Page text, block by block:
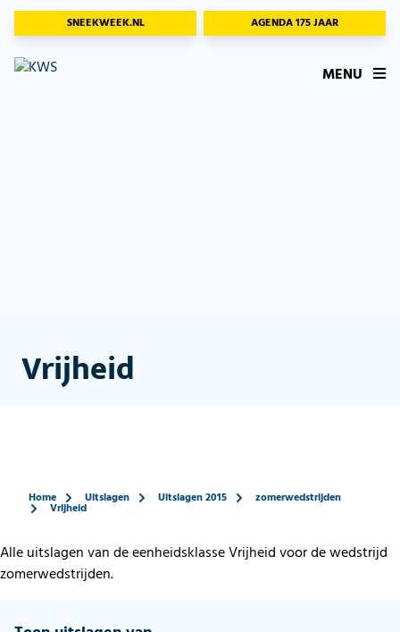
SNEEKWEEK.NL AGENDA 175 JAAR
MENU
Vrijheid
Home Uitslagen Uitslagen 2015 zomerwedstrijden
Vrijheid
Alle uitslagen van de eenheidsklasse Vrijheid voor de wedstrijd
zomerwedstrijden.